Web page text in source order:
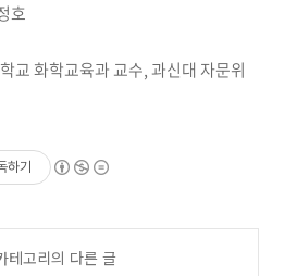
호
교 화학교육과 교수, 과신대 자문위
하기
테고리의 다른 글